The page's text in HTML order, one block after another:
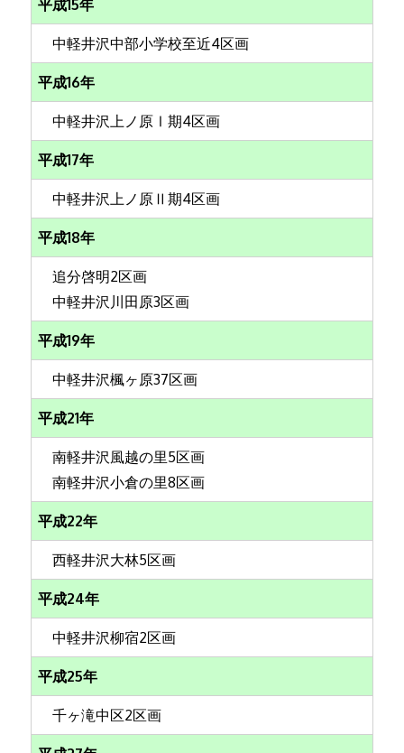
平成15年
中軽井沢中部小学校至近4区画
平成16年
中軽井沢上ノ原Ⅰ期4区画
平成17年
中軽井沢上ノ原Ⅱ期4区画
平成18年
追分啓明2区画
中軽井沢川田原3区画
平成19年
中軽井沢楓ヶ原37区画
平成21年
南軽井沢風越の里5区画
南軽井沢小倉の里8区画
平成22年
西軽井沢大林5区画
平成24年
中軽井沢柳宿2区画
平成25年
千ヶ滝中区2区画